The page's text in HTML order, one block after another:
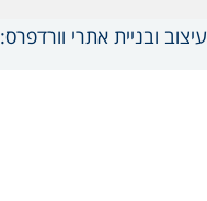
עיצוב ובניית אתרי וורדפרס: Odesign